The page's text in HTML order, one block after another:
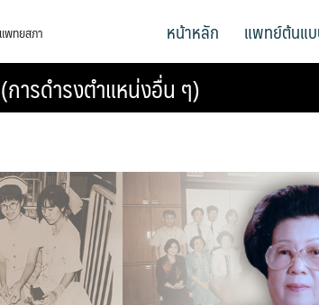
พทยสภา หน้าหลัก แพทย์ต้นแ
รดำรงตำแหน่งอื่น ๆ)